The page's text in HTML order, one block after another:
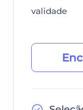
validade